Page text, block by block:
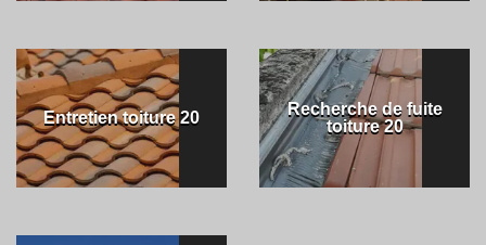
Entretien toiture 20
Recherche de fuite
toiture 20